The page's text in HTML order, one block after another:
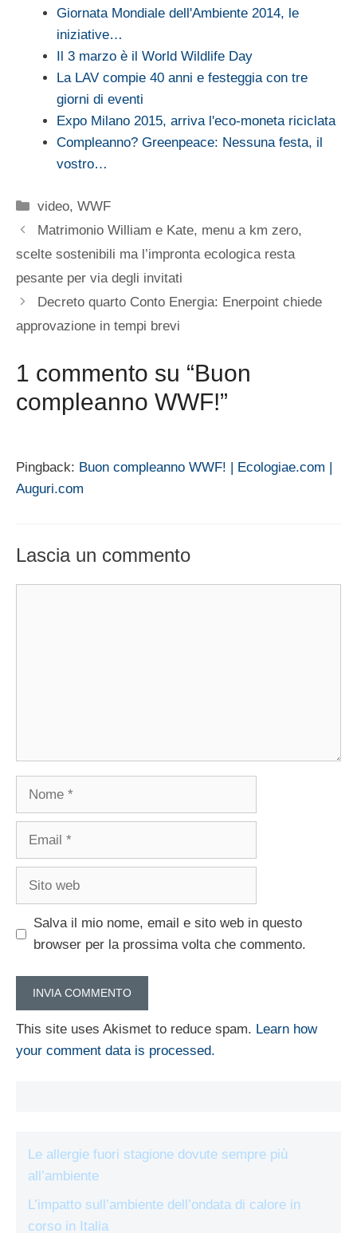
Giornata Mondiale dell'Ambiente 2014, le
iniziative…
Il 3 marzo è il World Wildlife Day
La LAV compie 40 anni e festeggia con tre
giorni di eventi
Expo Milano 2015, arriva l'eco-moneta riciclata
Compleanno? Greenpeace: Nessuna festa, il
vostro…
Categorie
video,WWF
Matrimonio William e Kate, menu a km zero,
scelte sostenibili ma l’impronta ecologica resta
pesante per via degli invitati
Decreto quarto Conto Energia: Enerpoint chiede
approvazione in tempi brevi
1 commento su “Buon
compleanno WWF!”
Pingback: Buon compleanno WWF! | Ecologiae.com |
Auguri.com
Lascia un commento
Nome
Email
Sito
Salva il mio nome, email e sito web in questo
browser per la prossima volta che commento.
This site uses Akismet to reduce spam. Learn how
your comment data is processed.
Le allergie fuori stagione dovute sempre più
all’ambiente
L’impatto sull’ambiente dell’ondata di calore in
corso in Italia